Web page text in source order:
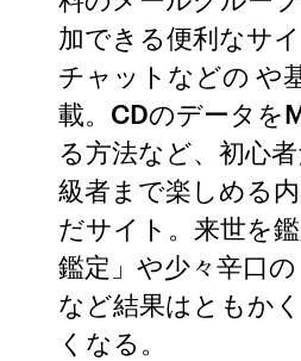
加できる便利なサ
チャットなどの や
載。CDのデータを
る方法など、初心
級者まで楽しめる
だサイト。来世を
鑑定」や少々辛口の
など結果はともか
くなる。